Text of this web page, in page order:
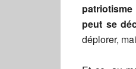
peut se
déplorer,